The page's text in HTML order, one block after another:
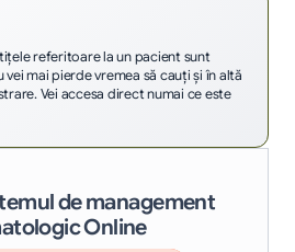
referitoare la un pacient sunt
mai pierde vremea să cauţi şi în altă
Vei accesa direct numai ce este
de management
Online